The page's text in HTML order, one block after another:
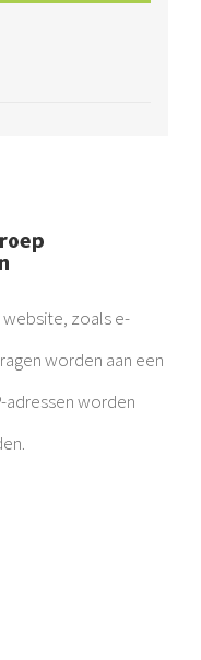
zoals e-
worden aan een
adressen worden